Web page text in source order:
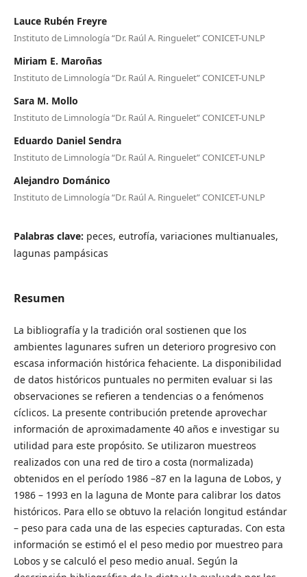
Lauce Rubén Freyre
Instituto de Limnología “Dr. Raúl A. Ringuelet” CONICET-UNLP
Miriam E. Maroñas
Instituto de Limnología “Dr. Raúl A. Ringuelet” CONICET-UNLP
Sara M. Mollo
Instituto de Limnología “Dr. Raúl A. Ringuelet” CONICET-UNLP
Eduardo Daniel Sendra
Instituto de Limnología “Dr. Raúl A. Ringuelet” CONICET-UNLP
Alejandro Dománico
Instituto de Limnología “Dr. Raúl A. Ringuelet” CONICET-UNLP
Palabras clave: peces, eutrofía, variaciones multianuales,
lagunas pampásicas
Resumen
La bibliografía y la tradición oral sostienen que los
ambientes lagunares sufren un deterioro progresivo con
escasa información histórica fehaciente. La disponibilidad
de datos históricos puntuales no permiten evaluar si las
observaciones se refieren a tendencias o a fenómenos
cíclicos. La presente contribución pretende aprovechar
información de aproximadamente 40 años e investigar su
utilidad para este propósito. Se utilizaron muestreos
realizados con una red de tiro a costa (normalizada)
obtenidos en el período 1986 –87 en la laguna de Lobos, y
1986 – 1993 en la laguna de Monte para calibrar los datos
históricos. Para ello se obtuvo la relación longitud estándar
– peso para cada una de las especies capturadas. Con esta
información se estimó el el peso medio por muestreo para
Lobos y se calculó el peso medio anual. Según la